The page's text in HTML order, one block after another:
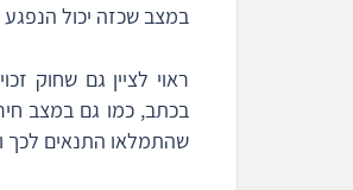
במצב שכזה יכול הנפגע
ראוי לציין גם שחוק
בכתב, כמו גם במצב
שהתמלאו התנאים לכך